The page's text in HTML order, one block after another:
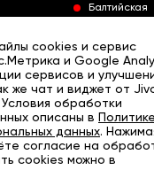
Балтийская
Выборгская
Девяткино
Кировский
Ленинский
cookies и сервис
и Google
сервисов и
же чат и виджет от
обработки
описаны в Политике
данных.
согласие на
cookies можно в